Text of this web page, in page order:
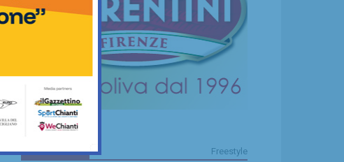
FREESTYLE Freestyle